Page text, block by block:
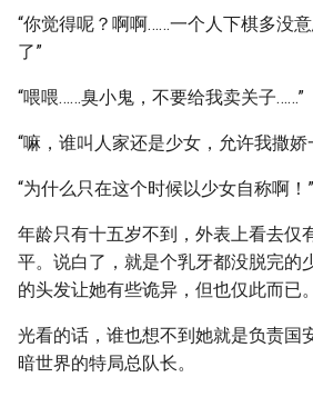
“你觉得呢？啊啊……一个人下棋多没
了”
“喂喂……臭小鬼，不要给我卖关子……”
“嘛，谁叫人家还是少女，允许我撒娇
“为什么只在这个时候以少女自称啊！
年龄只有十五岁不到，外表上看去仅
平。说白了，就是个乳牙都没脱完的
的头发让她有些诡异，但也仅此而已。
光看的话，谁也想不到她就是负责国
暗世界的特局总队长。